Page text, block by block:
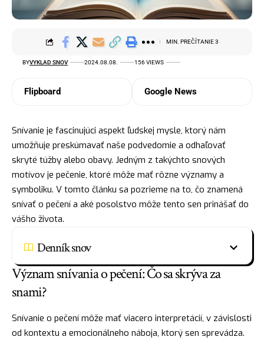
BYVYKLAD SNOV 2024.08.08. 156 VIEWS
MIN. PREČÍTANIE 3
Flipboard Google News
Snívanie je fascinujúci aspekt ľudskej mysle, ktorý nám
umožňuje preskúmavať naše podvedomie a odhaľovať
skryté túžby alebo obavy. Jedným z takýchto snových
motívov je pečenie, ktoré môže mať rôzne významy a
symboliku. V tomto článku sa pozrieme na to, čo znamená
snívať o pečení a aké posolstvo môže tento sen prinášať do
vášho života.
Denník snov
Význam snívania o pečení: Čo sa skrýva za
snami?
Snívanie o pečení môže mať viacero interpretácií, v závislosti
od kontextu a emocionálneho náboja, ktorý sen sprevádza.